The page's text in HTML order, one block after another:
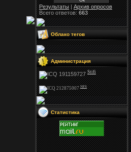
Результаты|Архив опросов
Всего ответов:663
Облако тегов
Администрация
Stifi
NFS
Статистика